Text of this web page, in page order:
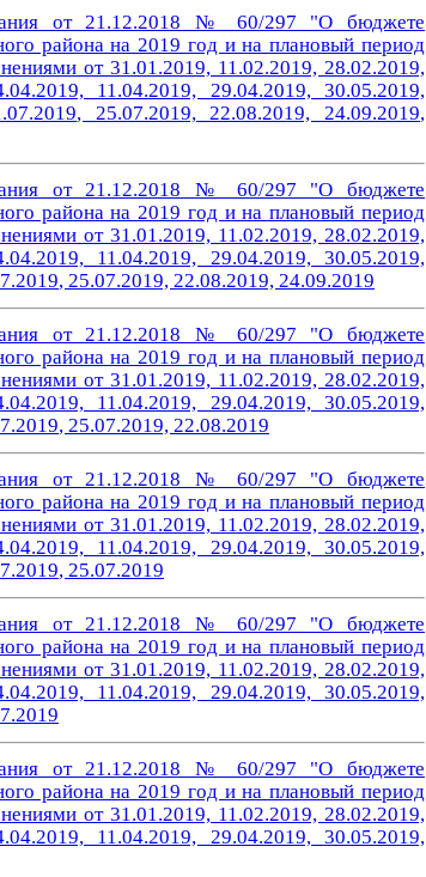
от 21.12.2018 № 60/297 "О бюджете
района на 2019 год и на плановый период
от 31.01.2019, 11.02.2019, 28.02.2019,
11.04.2019, 29.04.2019, 30.05.2019,
, 25.07.2019, 22.08.2019, 24.09.2019,
от 21.12.2018 № 60/297 "О бюджете
района на 2019 год и на плановый период
от 31.01.2019, 11.02.2019, 28.02.2019,
11.04.2019, 29.04.2019, 30.05.2019,
, 25.07.2019, 22.08.2019, 24.09.2019
от 21.12.2018 № 60/297 "О бюджете
района на 2019 год и на плановый период
от 31.01.2019, 11.02.2019, 28.02.2019,
11.04.2019, 29.04.2019, 30.05.2019,
, 25.07.2019, 22.08.2019
от 21.12.2018 № 60/297 "О бюджете
района на 2019 год и на плановый период
от 31.01.2019, 11.02.2019, 28.02.2019,
11.04.2019, 29.04.2019, 30.05.2019,
, 25.07.2019
от 21.12.2018 № 60/297 "О бюджете
района на 2019 год и на плановый период
от 31.01.2019, 11.02.2019, 28.02.2019,
11.04.2019, 29.04.2019, 30.05.2019,
от 21.12.2018 № 60/297 "О бюджете
района на 2019 год и на плановый период
от 31.01.2019, 11.02.2019, 28.02.2019,
11.04.2019, 29.04.2019, 30.05.2019,